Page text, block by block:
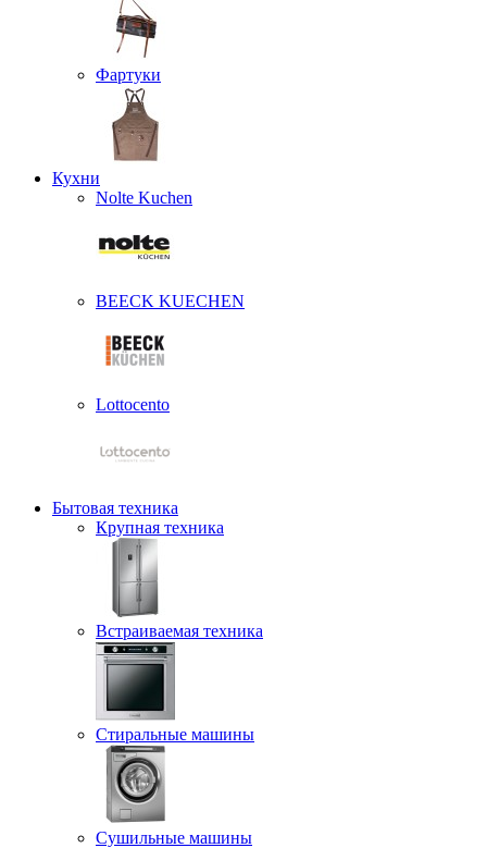
Фартуки
Кухни
Nolte Kuchen
BEECK KUECHEN
Lottocento
Бытовая техника
Крупная техника
Встраиваемая техника
Стиральные машины
Сушильные машины